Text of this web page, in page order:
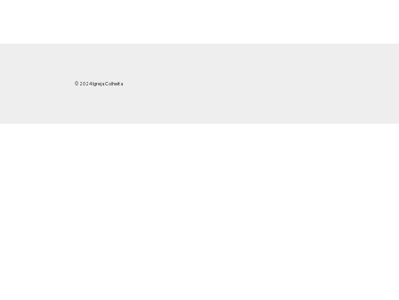
© 2024 Igreja Colheita